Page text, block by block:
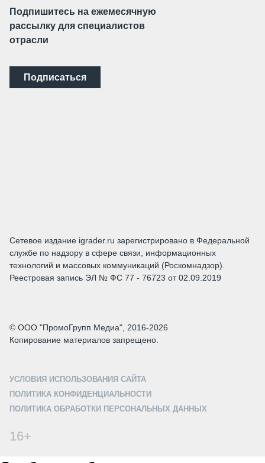
Подпишитесь на ежемесячную
рассылку для специалистов
отрасли
Подписаться
Сетевое издание igrader.ru зарегистрировано в Федеральной
службе по надзору в сфере связи, информационных
технологий и массовых коммуникаций (Роскомнадзор).
Реестровая запись ЭЛ № ФС 77 - 76723 от 02.09.2019
© ООО "ПромоГрупп Медиа", 2016-2026
Копирование материалов запрещено.
УСЛОВИЯ ИСПОЛЬЗОВАНИЯ САЙТА
ПОЛИТИКА КОНФИДЕНЦИАЛЬНОСТИ
ПОЛИТИКА ОБРАБОТКИ ПЕРСОНАЛЬНЫХ ДАННЫХ
16+